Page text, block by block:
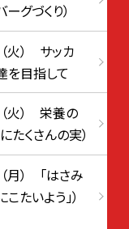
グづくり）
火） サッカ
を目指して
火） 栄養の
たくさんの実）
月） 「はさみ
たいよう」）